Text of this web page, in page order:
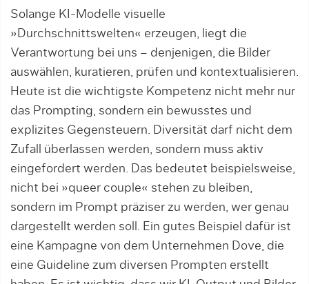
Solange KI-Modelle visuelle
»Durchschnittswelten« erzeugen, liegt die
Verantwortung bei uns – denjenigen, die Bilder
auswählen, kuratieren, prüfen und kontextualisieren.
Heute ist die wichtigste Kompetenz nicht mehr nur
das Prompting, sondern ein bewusstes und
explizites Gegensteuern. Diversität darf nicht dem
Zufall überlassen werden, sondern muss aktiv
eingefordert werden. Das bedeutet beispielsweise,
nicht bei »queer couple« stehen zu bleiben,
sondern im Prompt präziser zu werden, wer genau
dargestellt werden soll. Ein gutes Beispiel dafür ist
eine Kampagne von dem Unternehmen Dove, die
eine Guideline zum diversen Prompten erstellt